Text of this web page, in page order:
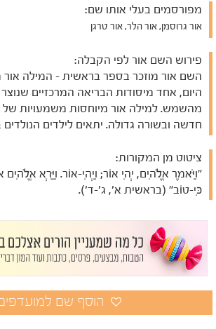
מפורסמים בעלי אותו שם:
אור גרוסמן, אור הלר, אור טרגן
פירוש השם אור לפי הקבלה:
השם אור מוזכר בספר בראשית - המילה
היום, אחד מיסודות הבריאה המרכזיים
מהשמש. למילה אור מיוחסות משמעויות
חדשה ובשורה גדולה. יתאים לילדים
ציטוט מן המקורות:
"וַיֹּאמֶר אֱלֹהִים, יְהִי אוֹר; וַיְהִי-אוֹר. וַיַּרְא
כִּי-טוֹב" (בראשית א', ג'-ד').